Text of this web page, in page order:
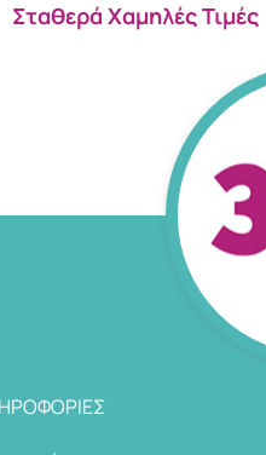
Σταθερά Χαμηλές Τιμές